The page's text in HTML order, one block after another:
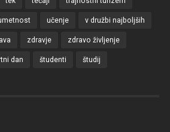
učenje v družbi najboljših
zdravje zdravo življenje
dan študenti študij